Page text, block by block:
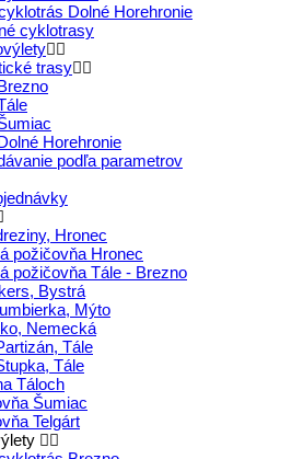
Dolné Horehronie
cyklotrasy
trasy
Horehronie
podľa parametrov
Hronec
požičovňa Hronec
požičovňa Tále - Brezno
Bystrá
Mýto
Nemecká
Tále
Tále
Táloch
Šumiac
Telgárt